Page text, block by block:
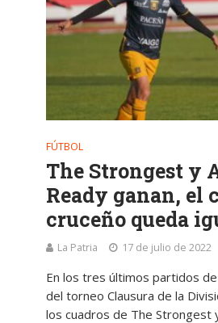
FÚTBOL
The Strongest y
Ready ganan, el
cruceño queda
La Patria 17 de julio de 2022
En los tres últimos partidos
del torneo Clausura de la
los cuadros de The Strongest